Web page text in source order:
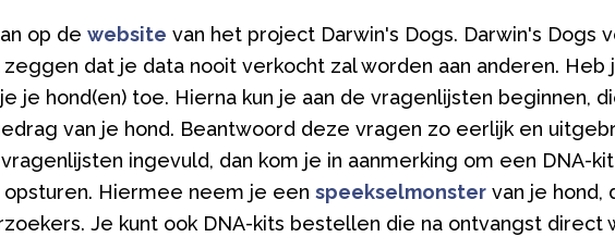
op de website van het project Darwin's Dogs. Darwin's Dogs
dat je data nooit verkocht zal worden aan anderen. Heb
je hond(en) toe. Hierna kun je aan de vragenlijsten beginnen,
van je hond. Beantwoord deze vragen zo eerlijk en
ingevuld, dan kom je in aanmerking om een DNA-
Hiermee neem je een speekselmonstervan je hond,
Je kunt ook DNA-kits bestellen die na ontvangst direct